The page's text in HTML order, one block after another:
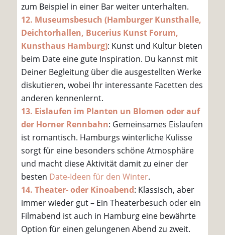
zum Beispiel in einer Bar weiter unterhalten.
12. Museumsbesuch (Hamburger Kunsthalle,
Deichtorhallen, Bucerius Kunst Forum,
Kunsthaus Hamburg): Kunst und Kultur bieten
beim Date eine gute Inspiration. Du kannst mit
Deiner Begleitung über die ausgestellten Werke
diskutieren, wobei Ihr interessante Facetten des
anderen kennenlernt.
13. Eislaufen im Planten un Blomen oder auf
der Horner Rennbahn: Gemeinsames Eislaufen
ist romantisch. Hamburgs winterliche Kulisse
sorgt für eine besonders schöne Atmosphäre
und macht diese Aktivität damit zu einer der
besten Date-Ideen für den Winter.
14. Theater- oder Kinoabend: Klassisch, aber
immer wieder gut – Ein Theaterbesuch oder ein
Filmabend ist auch in Hamburg eine bewährte
Option für einen gelungenen Abend zu zweit.